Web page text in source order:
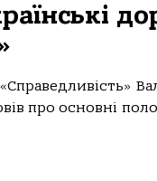
про основні